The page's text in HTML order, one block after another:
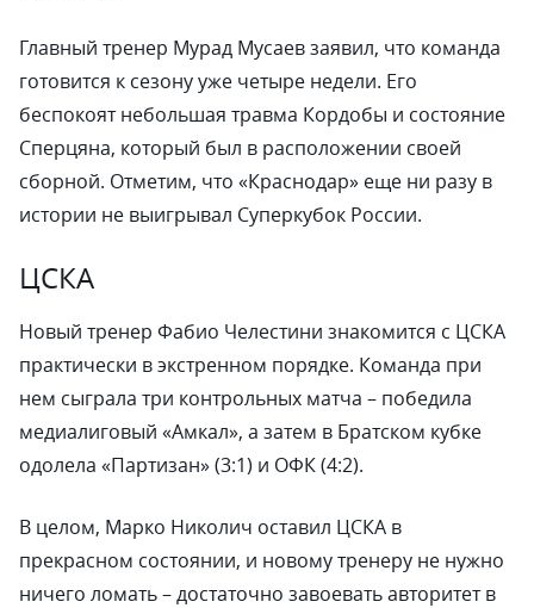
Главный тренер Мурад Мусаев заявил, что команда
готовится к сезону уже четыре недели. Его
беспокоят небольшая травма Кордобы и состояние
Сперцяна, который был в расположении своей
сборной. Отметим, что «Краснодар» еще ни разу в
истории не выигрывал Суперкубок России.
ЦСКА
Новый тренер Фабио Челестини знакомится с ЦСКА
практически в экстренном порядке. Команда при
нем сыграла три контрольных матча – победила
медиалиговый «Амкал», а затем в Братском кубке
одолела «Партизан» (3:1) и ОФК (4:2).
В целом, Марко Николич оставил ЦСКА в
прекрасном состоянии, и новому тренеру не нужно
ничего ломать – достаточно завоевать авторитет в